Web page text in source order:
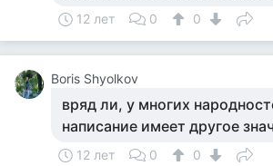
12 лет 0 0
Boris Shyolkov
вряд ли, у многих
написание имеет другое
12 лет 0 0